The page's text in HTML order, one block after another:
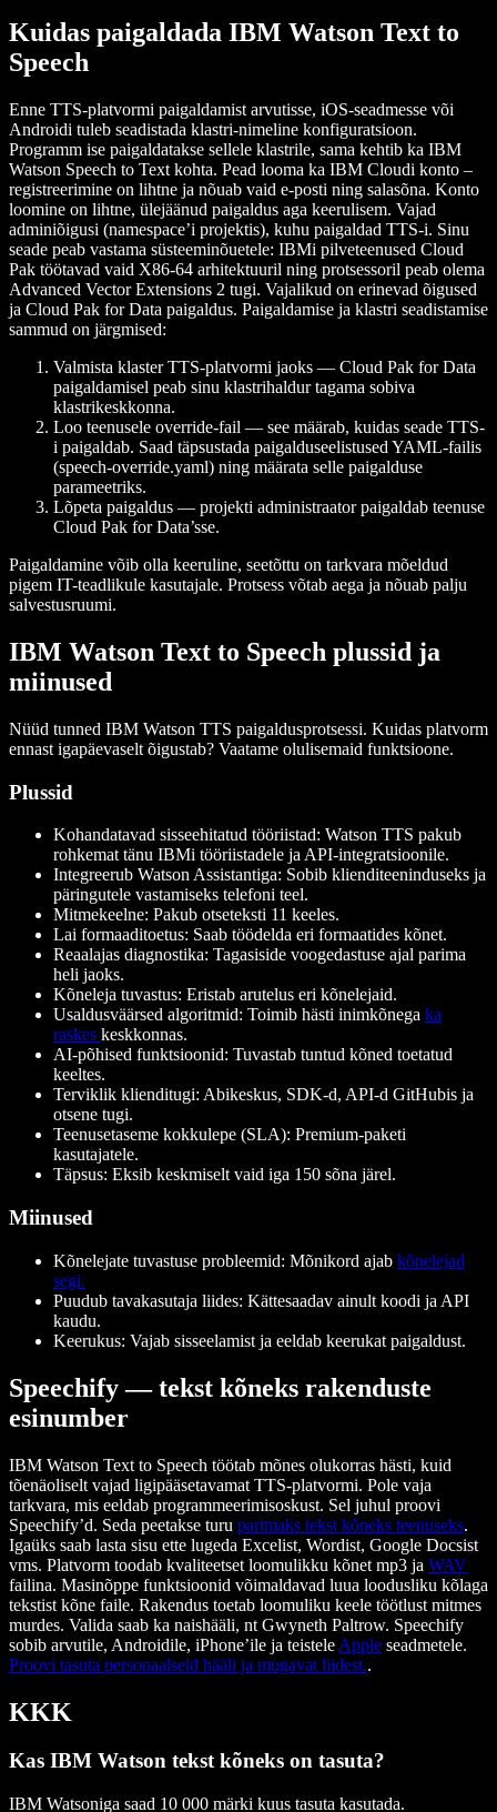
Kuidas paigaldada IBM Watson Text to
Speech
Enne TTS-platvormi paigaldamist arvutisse, iOS-seadmesse või
Androidi tuleb seadistada klastri-nimeline konfiguratsioon.
Programm ise paigaldatakse sellele klastrile, sama kehtib ka IBM
Watson Speech to Text kohta. Pead looma ka IBM Cloudi konto –
registreerimine on lihtne ja nõuab vaid e-posti ning salasõna. Konto
loomine on lihtne, ülejäänud paigaldus aga keerulisem. Vajad
adminiõigusi (namespace’i projektis), kuhu paigaldad TTS-i. Sinu
seade peab vastama süsteeminõuetele: IBMi pilveteenused Cloud
Pak töötavad vaid X86-64 arhitektuuril ning protsessoril peab olema
Advanced Vector Extensions 2 tugi. Vajalikud on erinevad õigused
ja Cloud Pak for Data paigaldus. Paigaldamise ja klastri seadistamise
sammud on järgmised:
Valmista klaster TTS-platvormi jaoks — Cloud Pak for Data
paigaldamisel peab sinu klastrihaldur tagama sobiva
klastrikeskkonna.
Loo teenusele override-fail — see määrab, kuidas seade TTS-
i paigaldab. Saad täpsustada paigalduseelistused YAML-failis
(speech-override.yaml) ning määrata selle paigalduse
parameetriks.
Lõpeta paigaldus — projekti administraator paigaldab teenuse
Cloud Pak for Data’sse.
Paigaldamine võib olla keeruline, seetõttu on tarkvara mõeldud
pigem IT-teadlikule kasutajale. Protsess võtab aega ja nõuab palju
salvestusruumi.
IBM Watson Text to Speech plussid ja
miinused
Nüüd tunned IBM Watson TTS paigaldusprotsessi. Kuidas platvorm
ennast igapäevaselt õigustab? Vaatame olulisemaid funktsioone.
Plussid
Kohandatavad sisseehitatud tööriistad: Watson TTS pakub
rohkemat tänu IBMi tööriistadele ja API-integratsioonile.
Integreerub Watson Assistantiga: Sobib klienditeeninduseks ja
päringutele vastamiseks telefoni teel.
Mitmekeelne: Pakub otseteksti 11 keeles.
Lai formaaditoetus: Saab töödelda eri formaatides kõnet.
Reaalajas diagnostika: Tagasiside voogedastuse ajal parima
heli jaoks.
Kõneleja tuvastus: Eristab arutelus eri kõnelejaid.
Usaldusväärsed algoritmid: Toimib hästi inimkõnega ka
raskes keskkonnas.
AI-põhised funktsioonid: Tuvastab tuntud kõned toetatud
keeltes.
Terviklik klienditugi: Abikeskus, SDK-d, API-d GitHubis ja
otsene tugi.
Teenusetaseme kokkulepe (SLA): Premium-paketi
kasutajatele.
Täpsus: Eksib keskmiselt vaid iga 150 sõna järel.
Miinused
Kõnelejate tuvastuse probleemid: Mõnikord ajab kõnelejad
segi.
Puudub tavakasutaja liides: Kättesaadav ainult koodi ja API
kaudu.
Keerukus: Vajab sisseelamist ja eeldab keerukat paigaldust.
Speechify — tekst kõneks rakenduste
esinumber
IBM Watson Text to Speech töötab mõnes olukorras hästi, kuid
tõenäoliselt vajad ligipääsetavamat TTS-platvormi. Pole vaja
tarkvara, mis eeldab programmeerimisoskust. Sel juhul proovi
Speechify’d. Seda peetakse turu parimaks tekst kõneks teenuseks.
Igaüks saab lasta sisu ette lugeda Excelist, Wordist, Google Docsist
vms. Platvorm toodab kvaliteetset loomulikku kõnet mp3 ja WAV
failina. Masinõppe funktsioonid võimaldavad luua loodusliku kõlaga
tekstist kõne faile. Rakendus toetab loomuliku keele töötlust mitmes
murdes. Valida saab ka naishääli, nt Gwyneth Paltrow. Speechify
sobib arvutile, Androidile, iPhone’ile ja teistele Apple seadmetele.
Proovi tasuta personaalseid hääli ja mugavat liidest..
KKK
Kas IBM Watson tekst kõneks on tasuta?
IBM Watsoniga saad 10 000 märki kuus tasuta kasutada.